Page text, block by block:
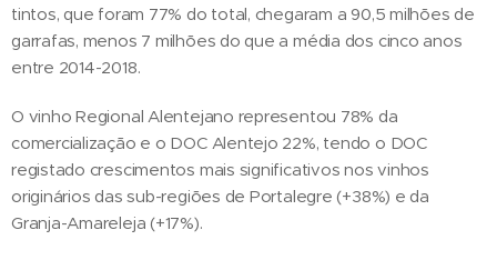
tintos, que foram 77% do total, chegaram a 90,5 milhões de
garrafas, menos 7 milhões do que a média dos cinco anos
entre 2014-2018.
O vinho Regional Alentejano representou 78% da
comercialização e o DOC Alentejo 22%, tendo o DOC
registado crescimentos mais significativos nos vinhos
originários das sub-regiões de Portalegre (+38%) e da
Granja-Amareleja (+17%).